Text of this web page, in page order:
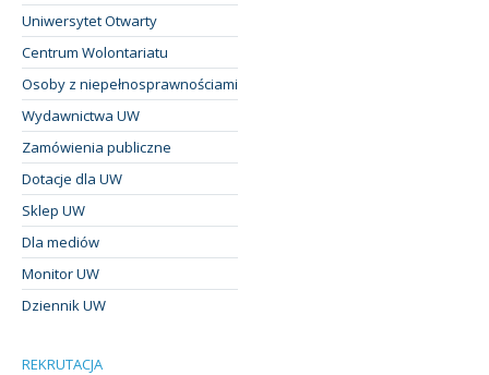
Uniwersytet Otwarty
Centrum Wolontariatu
Osoby z niepełnosprawnościami
Wydawnictwa UW
Zamówienia publiczne
Dotacje dla UW
Sklep UW
Dla mediów
Monitor UW
Dziennik UW
REKRUTACJA